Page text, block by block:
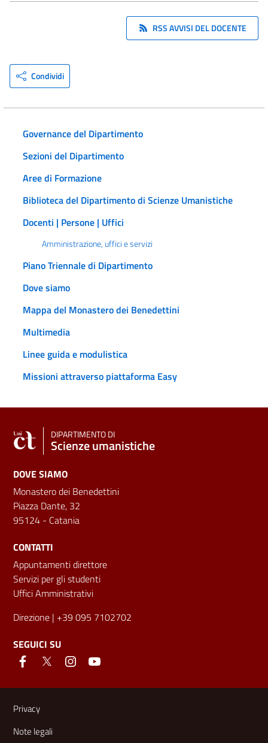
RSS AVVISI DEL DOCENTE
Condividi
Governance del Dipartimento
Sezioni del Dipartimento
Aree di Formazione
Biblioteca del Dipartimento di Scienze Umanistiche
Docenti | Persone | Uffici
Amministrazione, uffici e servizi
Piano Triennale di Dipartimento
Dove siamo
Mappa del Monastero dei Benedettini
Multimedia
Linee guida e modulistica
Missioni attraverso piattaforma Easy
DIPARTIMENTO DI
Scienze umanistiche
DOVE SIAMO
Monastero dei Benedettini
Piazza Dante, 32
95124 - Catania
CONTATTI
Appuntamenti direttore
Servizi per gli studenti
Uffici Amministrativi
Direzione | +39 095 7102702
SEGUICI SU
Link e informazioni utili
Privacy
Note legali